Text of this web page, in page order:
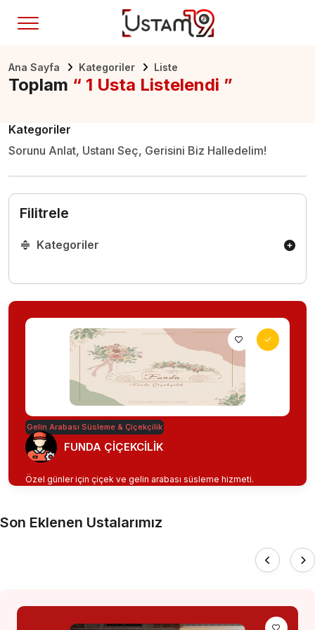
Ana Sayfa Kategoriler Liste
Toplam “ 1 Usta Listelendi ”
Kategoriler
Sorunu Anlat, Ustanı Seç, Gerisini Biz Halledelim!
Filitrele
Kategoriler
Gelin Arabası Süsleme & Çiçekçilik
FUNDA ÇİÇEKCİLİK
Özel günler için çiçek ve gelin arabası süsleme hizmeti.
Son Eklenen Ustalarımız